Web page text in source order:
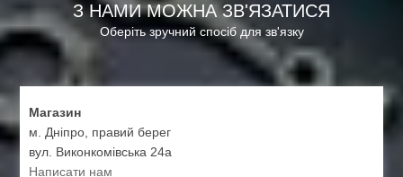
З НАМИ МОЖНА ЗВ'ЯЗАТИСЯ
Оберіть зручний спосіб для зв'язку
Магазин
м. Дніпро, правий берег
вул. Виконкомівська 24а
Написати нам